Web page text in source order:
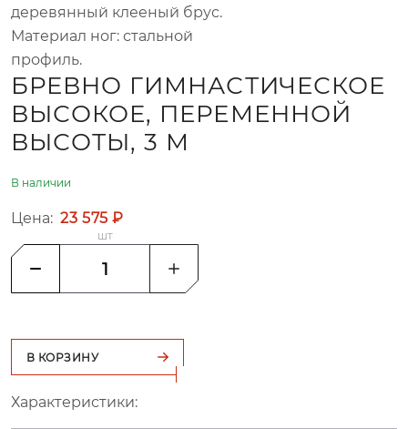
деревянный клееный брус.
Материал ног: стальной
профиль.
БРЕВНО ГИМНАСТИЧЕСКОЕ
ВЫСОКОЕ, ПЕРЕМЕННОЙ
ВЫСОТЫ, 3 М
В наличии
Цена: 23 575 ₽
шт
В КОРЗИНУ
Характеристики: